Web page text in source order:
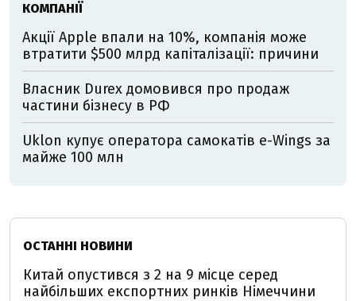
КОМПАНІЇ
Акції Apple впали на 10%, компанія може
втратити $500 млрд капіталізації: причини
Власник Durex домовився про продаж
частини бізнесу в РФ
Uklon купує оператора самокатів e-Wings за
майже 100 млн
ОСТАННІ НОВИНИ
Китай опустився з 2 на 9 місце серед
найбільших експортних ринків Німеччини